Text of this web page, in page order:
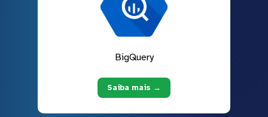
BigQuery
Saiba mais →